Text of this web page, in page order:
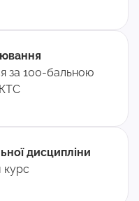
за 100-бальною
дисципліни
курс